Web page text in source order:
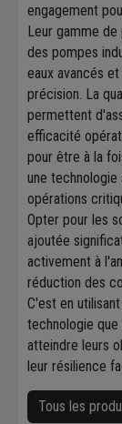
engagement
Leur gamme
des pompes
eaux avancés
précision. La
permettent
efficacité
pour être à la
une
opérations
Opter pour les
ajoutée
activement à
réduction des
C'est en
technologie
atteindre leurs
leur résilience
Tous les